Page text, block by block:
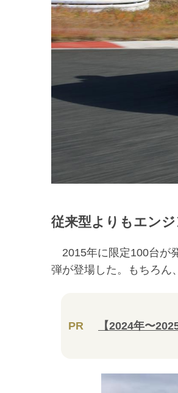
従来型よりもエン
2015年に限定100台が
弾が登場した。もちろん
PR 【2024年〜